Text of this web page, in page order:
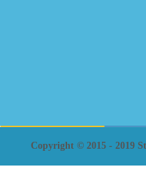
Copyright © 2015 - 2019